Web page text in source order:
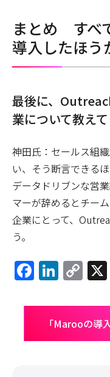
まとめ すべ
導入したほう
――最後に、
業について教えて
神田氏：セールス組
い、そう断言できる
データドリブンな営
マーが辞めるとチー
企業にとって、
う。
「Marooの導